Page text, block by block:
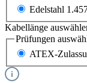
Edelstahl
Kabellänge
Prüfungen
ATEX-